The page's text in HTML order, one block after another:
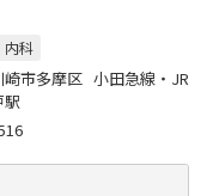
内科
崎市多摩区 小田急線・JR
駅